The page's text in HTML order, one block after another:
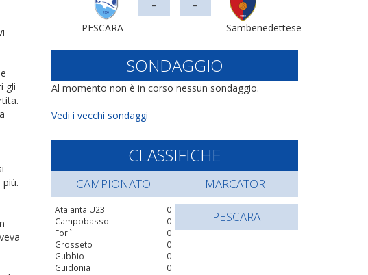
gli
PESCARA Sambenedettese
SONDAGGIO
Al momento non è in corso nessun sondaggio.
Vedi i vecchi sondaggi
CLASSIFICHE
CAMPIONATO
0
Atalanta U23
0
Campobasso
0
Forlì
0
Grosseto
0
Gubbio
0
Guidonia
MARCATORI
PESCARA